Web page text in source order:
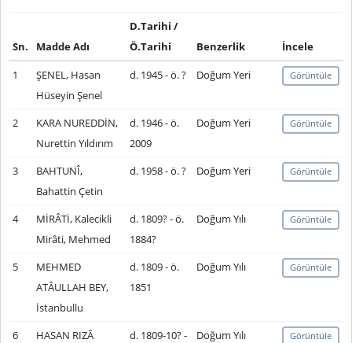
Sn. Madde Adı
D.Tarihi /
Ö.Tarihi
Benzerlik
İncele
1
ŞENEL, Hasan
Hüseyin Şenel
d. 1945 - ö. ? Doğum Yeri Görüntüle
2
KARA NUREDDİN,
Nurettin Yıldırım
d. 1946 - ö.
2009
Doğum Yeri Görüntüle
3
BAHTUNÎ,
Bahattin Çetin
d. 1958 - ö. ? Doğum Yeri Görüntüle
4
MİRÂTİ, Kalecikli
Mirâti, Mehmed
d. 1809? - ö.
1884?
Doğum Yılı Görüntüle
5
MEHMED
ATÂULLAH BEY,
İstanbullu
d. 1809 - ö.
1851
Doğum Yılı Görüntüle
6
HASAN RIZÂ
d. 1809-10? -
Doğum Yılı Görüntüle